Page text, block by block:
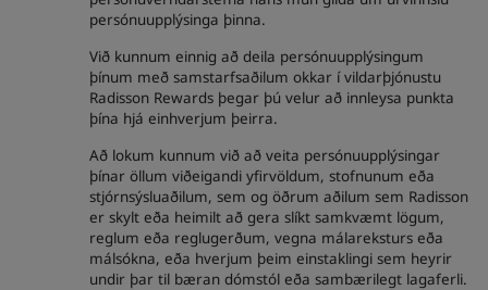
persónuupplýsinga þinna.
Við kunnum einnig að deila persónuupplýsingum
þínum með samstarfsaðilum okkar í vildarþjónustu
Radisson Rewards þegar þú velur að innleysa punkta
þína hjá einhverjum þeirra.
Að lokum kunnum við að veita persónuupplýsingar
þínar öllum viðeigandi yfirvöldum, stofnunum eða
stjórnsýsluaðilum, sem og öðrum aðilum sem Radisson
er skylt eða heimilt að gera slíkt samkvæmt lögum,
reglum eða reglugerðum, vegna málareksturs eða
málsókna, eða hverjum þeim einstaklingi sem heyrir
undir þar til bæran dómstól eða sambærilegt lagaferli.